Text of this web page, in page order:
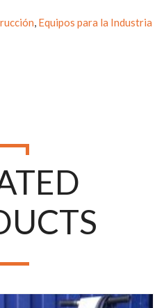
, Equipos para la Industria